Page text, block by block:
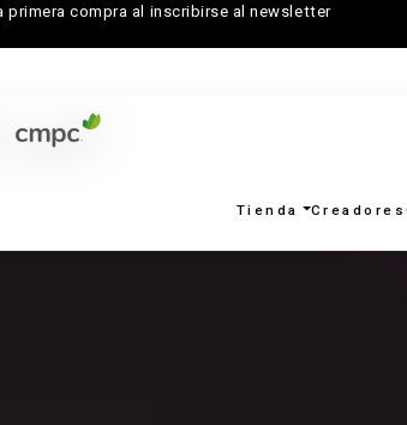
primera compra al inscribirse al newsletter
Tienda Creadores